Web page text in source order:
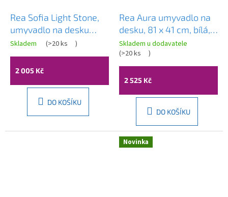
Rea Sofia Light Stone,
umyvadlo na desku
41x35 cm, imitace
kamene-šedá, REA-
U0165
Skladem (>20 ks )
2 005 Kč
DO KOŠÍKU
Rea Aura umyvadlo na
desku, 81 x 41 cm, bílá,
REA-U2541
Průměrné
hodnocení
produktu
z
hvězdiček.
Skladem u dodavatele
(>20 ks )
2 525 Kč
DO KOŠÍKU
Novinka